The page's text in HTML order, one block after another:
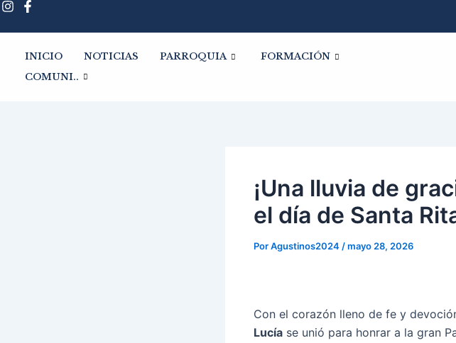
Ir
INICIO NOTICIAS PARROQUIA
FORMACIÓN
COMUNI..
¡Una lluvia de
el día de Santa
PorAgustinos2024 /mayo 28, 2026
Con el corazón lleno de fe y
Lucía se unió para honrar a la gran